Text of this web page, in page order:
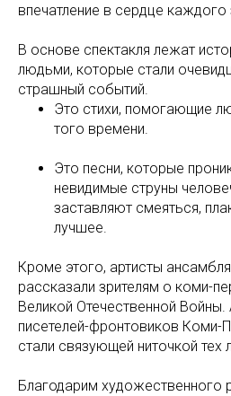
впечатление в сердце каждого
В основе спектакля лежат
людьми, которые стали
страшный событий.
Это стихи, помогающие
того времени.
Это песни, которые
невидимые струны
заставляют смеяться,
лучшее.
Кроме этого, артисты
рассказали зрителям о коми-
Великой Отечественной Войны.
писетелей-фронтовиков Коми-
стали связующей ниточкой тех
Благодарим художественного